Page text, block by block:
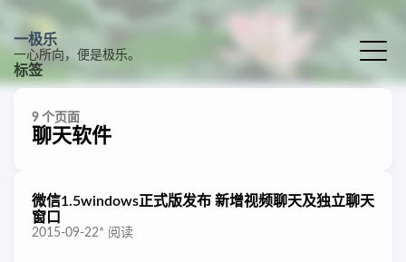
一极乐
一心所向，便是极乐。
标签
9 个页面
聊天软件
微信1.5windows正式版发布 新增视频聊天及独立聊天
窗口
2015-09-22* 阅读